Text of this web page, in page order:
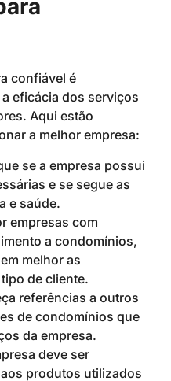
confiável é
eficácia dos serviços
Aqui estão
a melhor empresa:
se a empresa possui
e se segue as
e saúde.
empresas com
a condomínios,
melhor as
de cliente.
referências a outros
de condomínios que
da empresa.
deve ser
produtos utilizados